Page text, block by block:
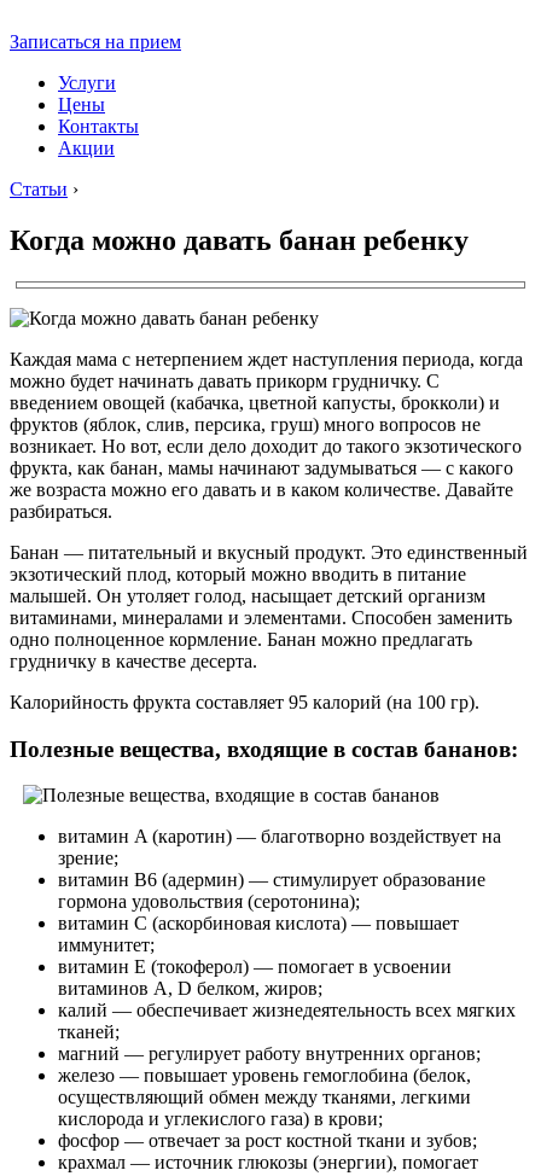
Записаться на прием
Услуги
Цены
Контакты
Акции
Статьи ›
Когда можно давать банан ребенку
Каждая мама с нетерпением ждет наступления периода, когда
можно будет начинать давать прикорм грудничку. С
введением овощей (кабачка, цветной капусты, брокколи) и
фруктов (яблок, слив, персика, груш) много вопросов не
возникает. Но вот, если дело доходит до такого экзотического
фрукта, как банан, мамы начинают задумываться — с какого
же возраста можно его давать и в каком количестве. Давайте
разбираться.
Банан — питательный и вкусный продукт. Это единственный
экзотический плод, который можно вводить в питание
малышей. Он утоляет голод, насыщает детский организм
витаминами, минералами и элементами. Способен заменить
одно полноценное кормление. Банан можно предлагать
грудничку в качестве десерта.
Калорийность фрукта составляет 95 калорий (на 100 гр).
Полезные вещества, входящие в состав бананов:
витамин A (каротин) — благотворно воздействует на
зрение;
витамин B6 (адермин) — стимулирует образование
гормона удовольствия (серотонина);
витамин C (аскорбиновая кислота) — повышает
иммунитет;
витамин E (токоферол) — помогает в усвоении
витаминов A, D белком, жиров;
калий — обеспечивает жизнедеятельность всех мягких
тканей;
магний — регулирует работу внутренних органов;
железо — повышает уровень гемоглобина (белок,
осуществляющий обмен между тканями, легкими
кислорода и углекислого газа) в крови;
фосфор — отвечает за рост костной ткани и зубов;
крахмал — источник глюкозы (энергии), помогает